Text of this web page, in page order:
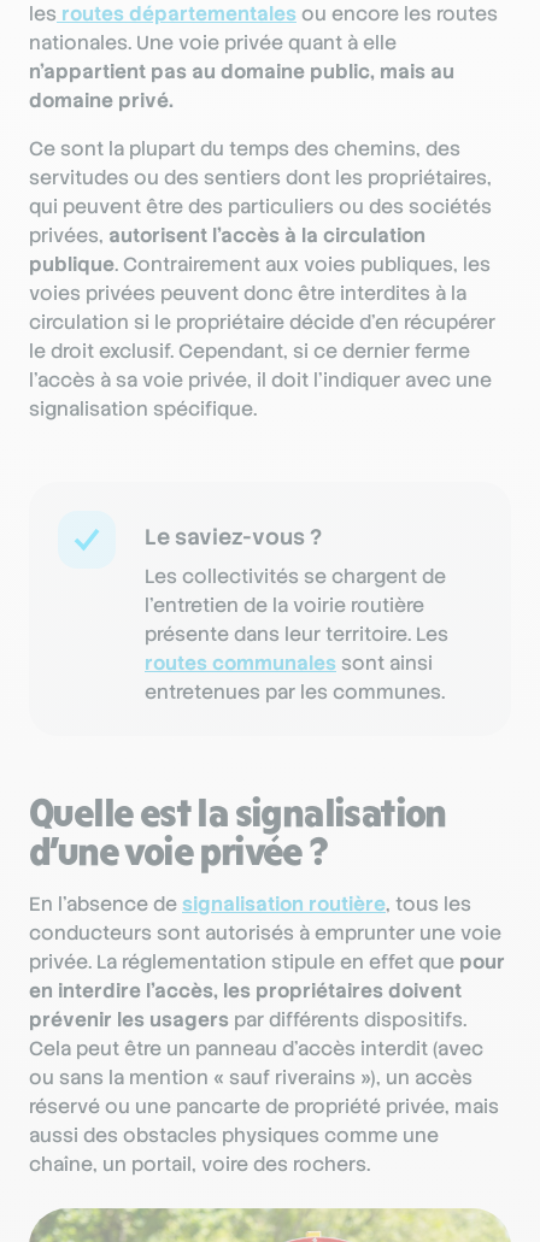
les routes départementales ou encore les routes
nationales. Une voie privée quant à elle
n’appartient pas au domaine public, mais au
domaine privé.
Ce sont la plupart du temps des chemins, des
servitudes ou des sentiers dont les propriétaires,
qui peuvent être des particuliers ou des sociétés
privées, autorisent l’accès à la circulation
publique. Contrairement aux voies publiques, les
voies privées peuvent donc être interdites à la
circulation si le propriétaire décide d’en récupérer
le droit exclusif. Cependant, si ce dernier ferme
l’accès à sa voie privée, il doit l’indiquer avec une
signalisation spécifique.
Le saviez-vous ?
Les collectivités se chargent de
l'entretien de la voirie routière
présente dans leur territoire. Les
routes communales sont ainsi
entretenues par les communes.
Quelle est la signalisation
d’une voie privée ?
En l’absence de signalisation routière, tous les
conducteurs sont autorisés à emprunter une voie
privée. La réglementation stipule en effet que pour
en interdire l’accès, les propriétaires doivent
prévenir les usagers par différents dispositifs.
Cela peut être un panneau d’accès interdit (avec
ou sans la mention « sauf riverains »), un accès
réservé ou une pancarte de propriété privée, mais
aussi des obstacles physiques comme une
chaîne, un portail, voire des rochers.